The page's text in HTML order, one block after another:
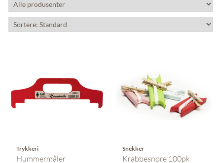
Trykkeri
Hummermåler
Snekker
Krabbesnøre 100pk